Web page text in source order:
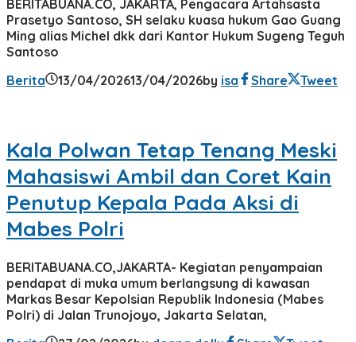
BERITABUANA.CO, JAKARTA, Pengacara Artahsasta
Prasetyo Santoso, SH selaku kuasa hukum Gao Guang
Ming alias Michel dkk dari Kantor Hukum Sugeng Teguh
Santoso
Berita
13/04/202613/04/2026by isa Share Tweet
Kala Polwan Tetap Tenang Meski
Mahasiswi Ambil dan Coret Kain
Penutup Kepala Pada Aksi di
Mabes Polri
BERITABUANA.CO,JAKARTA- Kegiatan penyampaian
pendapat di muka umum berlangsung di kawasan
Markas Besar Kepolsian Republik Indonesia (Mabes
Polri) di Jalan Trunojoyo, Jakarta Selatan,